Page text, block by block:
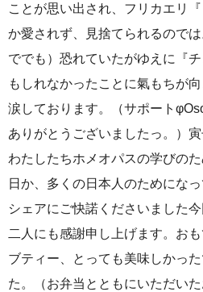
ことが思い出され、フリカエリ
か愛されず、見捨てられるので
ででも）恐れていたがゆえに『
もしれなかったことに氣もちが
涙しております。（サポート
ありがとうございましたっ。）
わたしたちホメオパスの学びの
日か、多くの日本人のためにな
シェアにご快諾くださいました
二人にも感謝申し上げます。お
ブティー、とっても美味しかっ
た。（お弁当とともにいただい